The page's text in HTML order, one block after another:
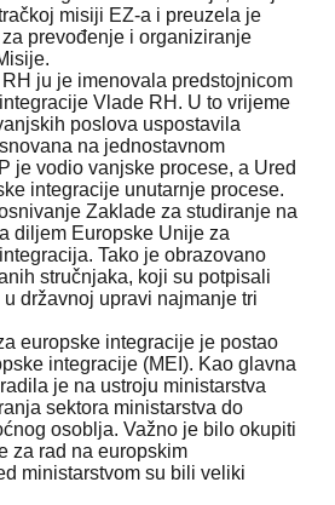
misiji EZ-a i preuzela je
prevođenje i organiziranje
ju je imenovala predstojnicom
Vlade RH. U to vrijeme
poslova uspostavila
na jednostavnom
je vodio vanjske procese, a Ured
integracije unutarnje procese.
Zaklade za studiranje na
diljem Europske Unije za
Tako je obrazovano
stručnjaka, koji su potpisali
državnoj upravi najmanje tri
europske integracije je postao
integracije (MEI). Kao glavna
je na ustroju ministarstva
sektora ministarstva do
osoblja. Važno je bilo okupiti
za rad na europskim
ministarstvom su bili veliki